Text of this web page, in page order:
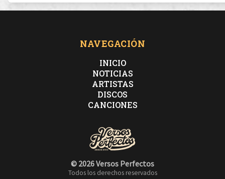
NAVEGACIÓN
INICIO
NOTICIAS
ARTISTAS
DISCOS
CANCIONES
© 2026 Versos Perfectos
Todos los derechos reservados